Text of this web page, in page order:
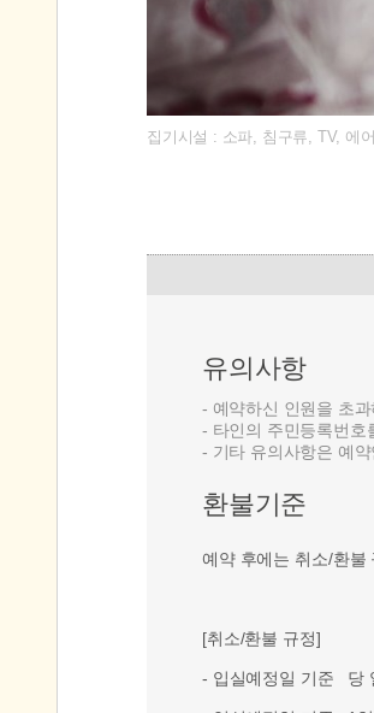
집기시설 : 소파, 침구류, TV, 에
유의사항
- 예약하신 인원을 초
- 타인의 주민등록번호
- 기타 유의사항은 예
환불기준
예약 후에는 취소/환불
[취소/환불 규정]
- 입실예정일 기준